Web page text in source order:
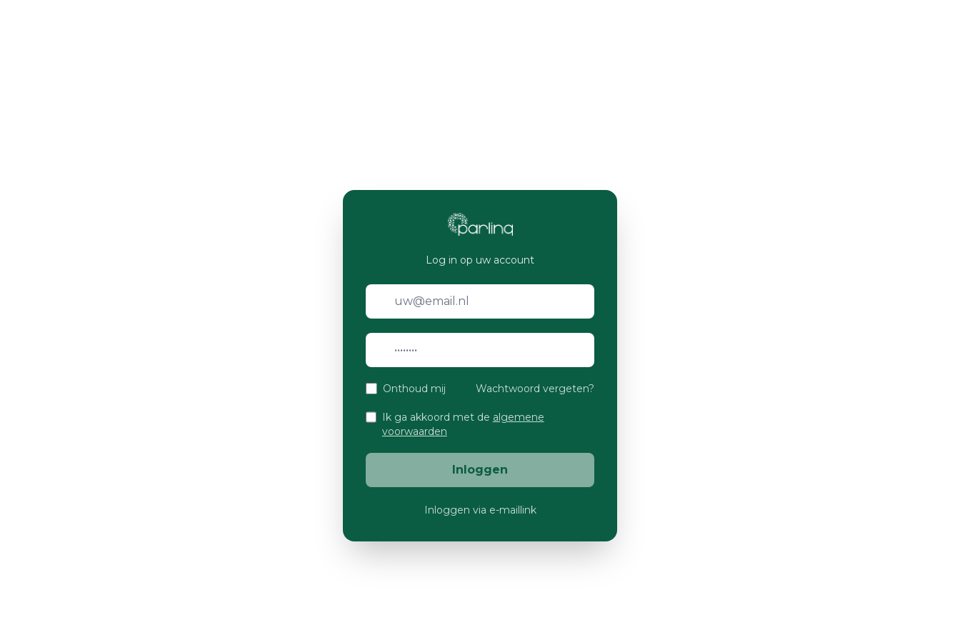
Log in op uw account
Onthoud mij Wachtwoord vergeten?
Ik ga akkoord met de algemene
voorwaarden
Inloggen
Inloggen via e-maillink